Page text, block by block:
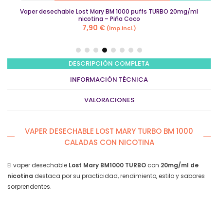
Mary
Vaper desechable Lost Mary BM 1000 puffs TURBO 20mg/ml
nicotina – Piña Coco
7,90 € (imp.incl.)
DESCRIPCIÓN COMPLETA
INFORMACIÓN TÉCNICA
VALORACIONES
VAPER DESECHABLE LOST MARY TURBO BM 1000
CALADAS CON NICOTINA
El vaper desechable Lost Mary BM1000 TURBO con 20mg/ml de
nicotina destaca por su practicidad, rendimiento, estilo y sabores
sorprendentes.